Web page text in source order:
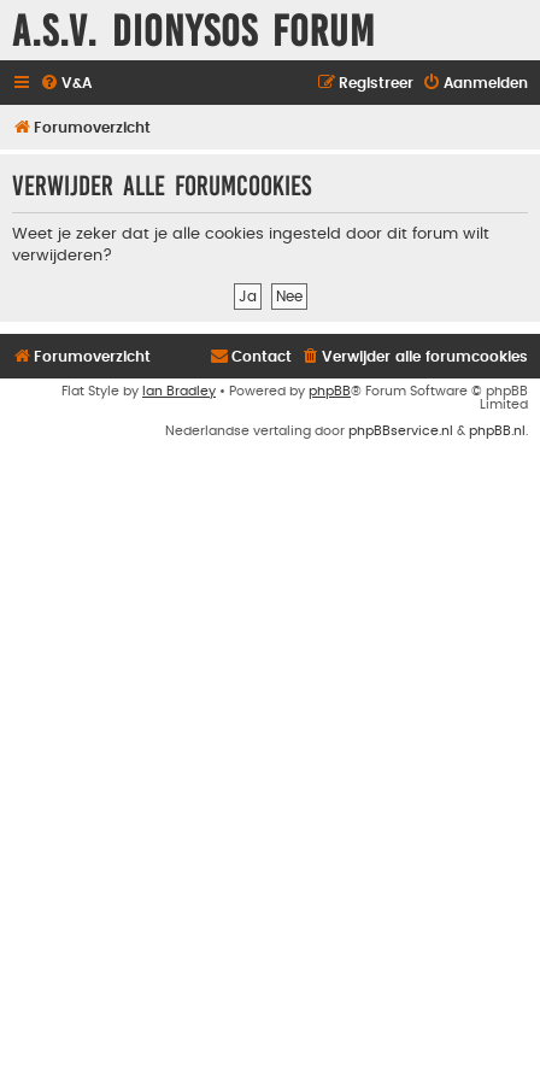
A.S.V. Dionysos Forum
V&A Aanmelden
Registreer
Forumoverzicht
Verwijder alle forumcookies
Weet je zeker dat je alle cookies ingesteld door dit forum wilt
verwijderen?
Forumoverzicht Verwijder alle forumcookies
Contact
Flat Style by Ian Bradley • Powered by phpBB® Forum Software © phpBB
Limited
Nederlandse vertaling door phpBBservice.nl & phpBB.nl